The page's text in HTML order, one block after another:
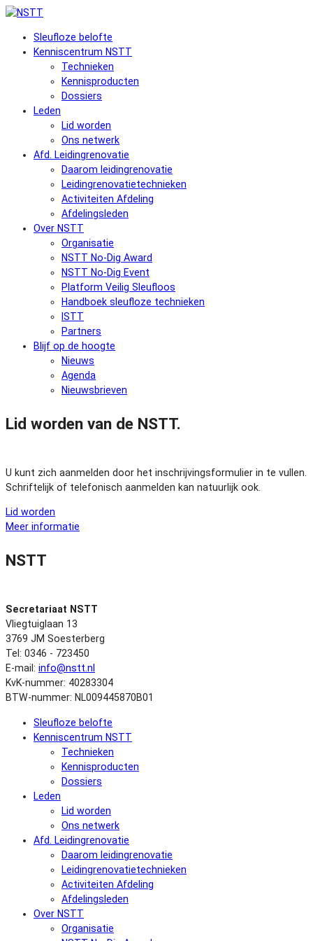
Sleufloze belofte
Kenniscentrum NSTT
Technieken
Kennisproducten
Dossiers
Leden
Lid worden
Ons netwerk
Afd. Leidingrenovatie
Daarom leidingrenovatie
Leidingrenovatietechnieken
Activiteiten Afdeling
Afdelingsleden
Over NSTT
Organisatie
NSTT No-Dig Award
NSTT No-Dig Event
Platform Veilig Sleufloos
Handboek sleufloze technieken
ISTT
Partners
Blijf op de hoogte
Nieuws
Agenda
Nieuwsbrieven
Lid worden van de NSTT.
U kunt zich aanmelden door het inschrijvingsformulier in te vullen.
Schriftelijk of telefonisch aanmelden kan natuurlijk ook.
Lid worden
Meer informatie
NSTT
Secretariaat NSTT
Vliegtuiglaan 13
3769 JM Soesterberg
Tel: 0346 - 723450
E-mail: info@nstt.nl
KvK-nummer: 40283304
BTW-nummer: NL009445870B01
Sleufloze belofte
Kenniscentrum NSTT
Technieken
Kennisproducten
Dossiers
Leden
Lid worden
Ons netwerk
Afd. Leidingrenovatie
Daarom leidingrenovatie
Leidingrenovatietechnieken
Activiteiten Afdeling
Afdelingsleden
Over NSTT
Organisatie